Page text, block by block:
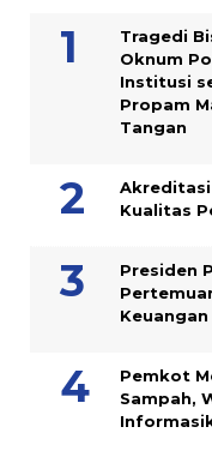
Tragedi
Oknum
Institusi
Propam
Tangan
Akreditasi
Kualitas
Presiden
Keuangan
Pemkot
Sampah,